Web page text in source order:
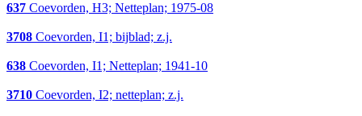
637 Coevorden, H3; Netteplan; 1975-08
3708 Coevorden, I1; bijblad; z.j.
638 Coevorden, I1; Netteplan; 1941-10
3710 Coevorden, I2; netteplan; z.j.